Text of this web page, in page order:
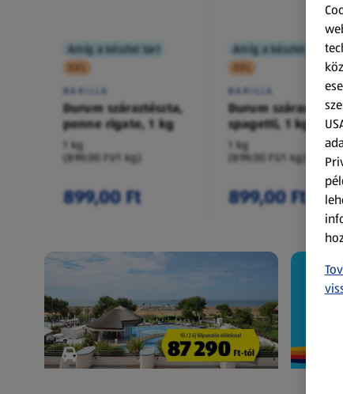
Amíg a készlet tart
XXL
BARILLA
Durum száraztészta,
penne rigate, 1 kg
1 kg
(899,00 Ft/1 kg)
899,00 Ft
Amíg a készlet tart
XXL
BARILLA
Durum
spagetti, 1 kg
1 kg
(899,00 Ft/1 kg)
899,00 Ft